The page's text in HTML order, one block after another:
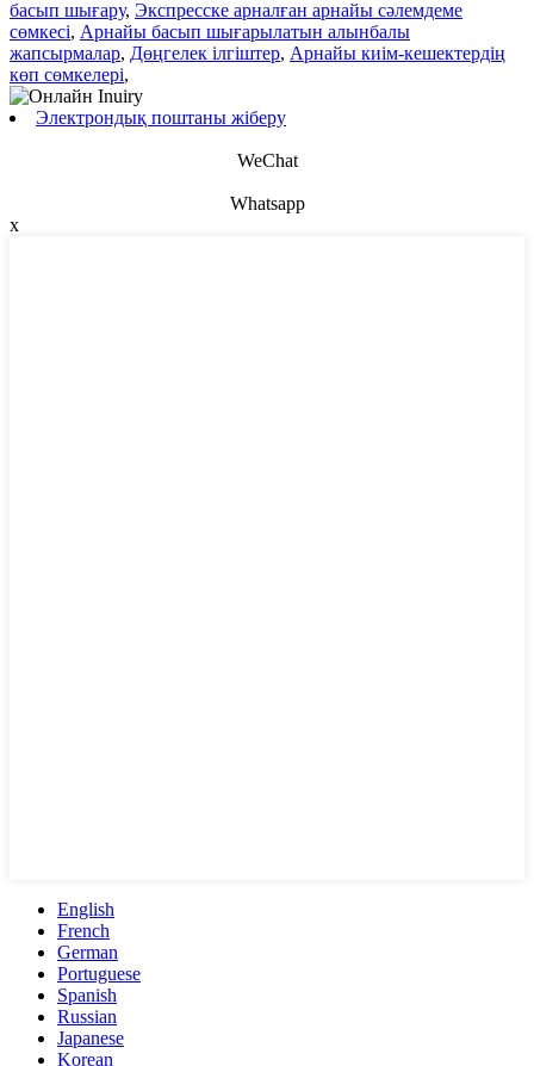
басып шығару, Экспресске арналған арнайы сәлемдеме
сөмкесі, Арнайы басып шығарылатын алынбалы
жапсырмалар, Дөңгелек ілгіштер, Арнайы киім-кешектердің
көп сөмкелері,
Электрондық поштаны жіберу
WeChat
Whatsapp
x
English
French
German
Portuguese
Spanish
Russian
Japanese
Korean